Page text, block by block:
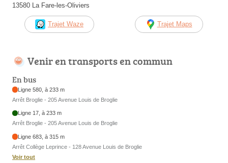
13580 La Fare-les-Oliviers
Trajet Waze Trajet Maps
Venir en transports en commun
En bus
Ligne 580, à 233 m
Arrêt Broglie - 205 Avenue Louis de Broglie
Ligne 17, à 233 m
Arrêt Broglie - 205 Avenue Louis de Broglie
Ligne 683, à 315 m
Arrêt Collège Leprince - 128 Avenue Louis de Broglie
Voir tout